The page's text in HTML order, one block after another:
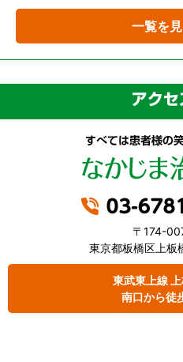
一覧を
〒174-
東京都板橋区上板
東武東上線
南口から徒